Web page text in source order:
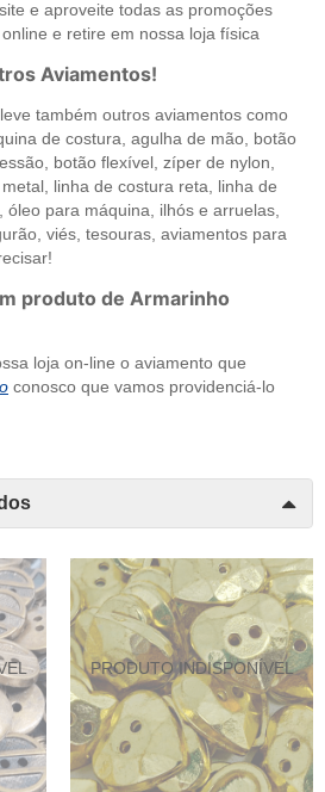
e aproveite todas as promoções
e retire em nossa loja física
Aviamentos!
também outros aviamentos como
de costura, agulha de mão, botão
botão flexível, zíper de nylon,
linha de costura reta, linha de
para máquina, ilhós e arruelas,
viés, tesouras, aviamentos para
produto de Armarinho
loja on-line o aviamento que
conosco que vamos providenciá-lo